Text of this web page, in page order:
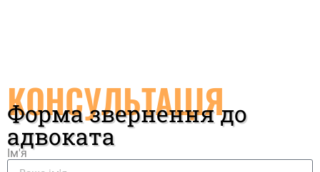
КОНСУЛЬТАЦІЯ
Форма звернення до
адвоката
Ім'я